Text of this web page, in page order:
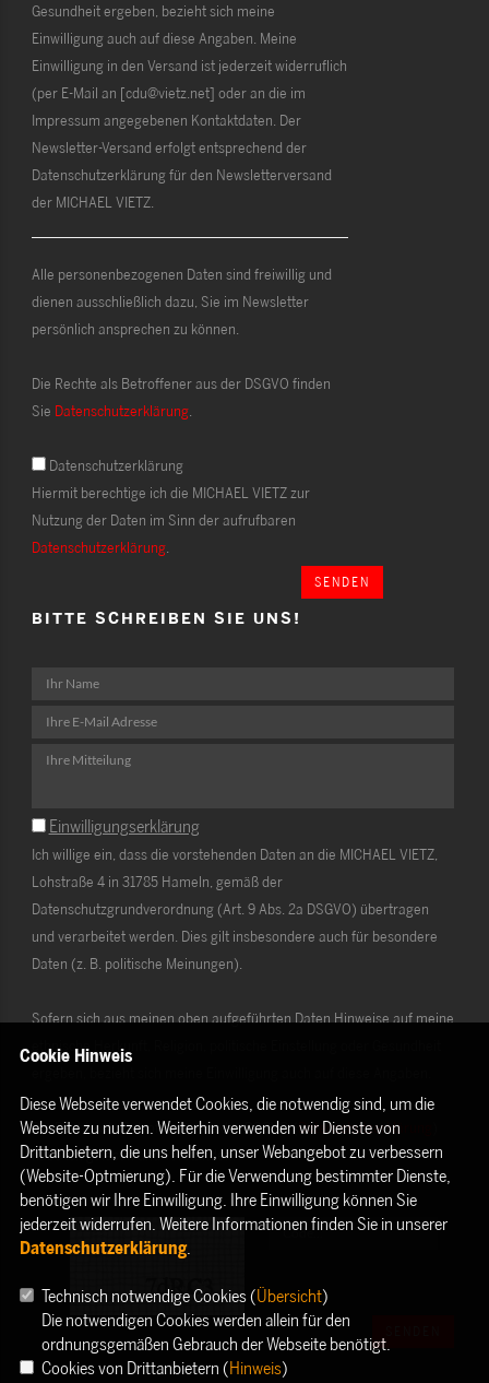
Gesundheit ergeben, bezieht sich meine
Einwilligung auch auf diese Angaben. Meine
Einwilligung in den Versand ist jederzeit widerruflich
(per E-Mail an [cdu@vietz.net] oder an die im
Impressum angegebenen Kontaktdaten. Der
Newsletter-Versand erfolgt entsprechend der
Datenschutzerklärung für den Newsletterversand
der MICHAEL VIETZ.
Alle personenbezogenen Daten sind freiwillig und
dienen ausschließlich dazu, Sie im Newsletter
persönlich ansprechen zu können.
Die Rechte als Betroffener aus der DSGVO finden
Sie Datenschutzerklärung.
Datenschutzerklärung
Hiermit berechtige ich die MICHAEL VIETZ zur
Nutzung der Daten im Sinn der aufrufbaren
Datenschutzerklärung.
SENDEN
BITTE SCHREIBEN SIE UNS!
Einwilligungserklärung
Ich willige ein, dass die vorstehenden Daten an die MICHAEL VIETZ,
Lohstraße 4 in 31785 Hameln, gemäß der
Datenschutzgrundverordnung (Art. 9 Abs. 2a DSGVO) übertragen
und verarbeitet werden. Dies gilt insbesondere auch für besondere
Daten (z. B. politische Meinungen).
Sofern sich aus meinen oben aufgeführten Daten Hinweise auf meine
ethnische Herkunft, Religion, politische Einstellung oder Gesundheit
Die Rechte als Betroffener aus der DSGVO ( Datenschutzerklärung
habe ich gelesen und verstanden.
Cookie Hinweis
Diese Webseite verwendet Cookies, die notwendig sind, um die
Webseite zu nutzen. Weiterhin verwenden wir Dienste von
Drittanbietern, die uns helfen, unser Webangebot zu verbessern
(Website-Optmierung). Für die Verwendung bestimmter Dienste,
benötigen wir Ihre Einwilligung. Ihre Einwilligung können Sie
jederzeit widerrufen. Weitere Informationen finden Sie in unserer
Datenschutzerklärung.
Technisch notwendige Cookies (Übersicht)
Die notwendigen Cookies werden allein für den
ordnungsgemäßen Gebrauch der Webseite benötigt.
Cookies von Drittanbietern (Hinweis)